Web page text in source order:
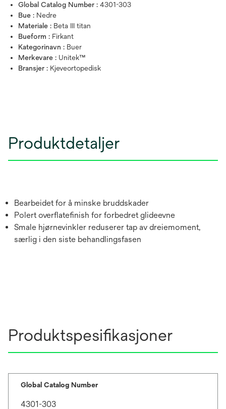
Global Catalog Number : 4301-303
Bue : Nedre
Materiale : Beta III titan
Bueform : Firkant
Kategorinavn : Buer
Merkevare : Unitek™
Bransjer : Kjeveortopedisk
Produktdetaljer
Bearbeidet for å minske bruddskader
Polert overflatefinish for forbedret glideevne
Smale hjørnevinkler reduserer tap av dreiemoment,
særlig i den siste behandlingsfasen
Produktspesifikasjoner
Global Catalog Number
4301-303